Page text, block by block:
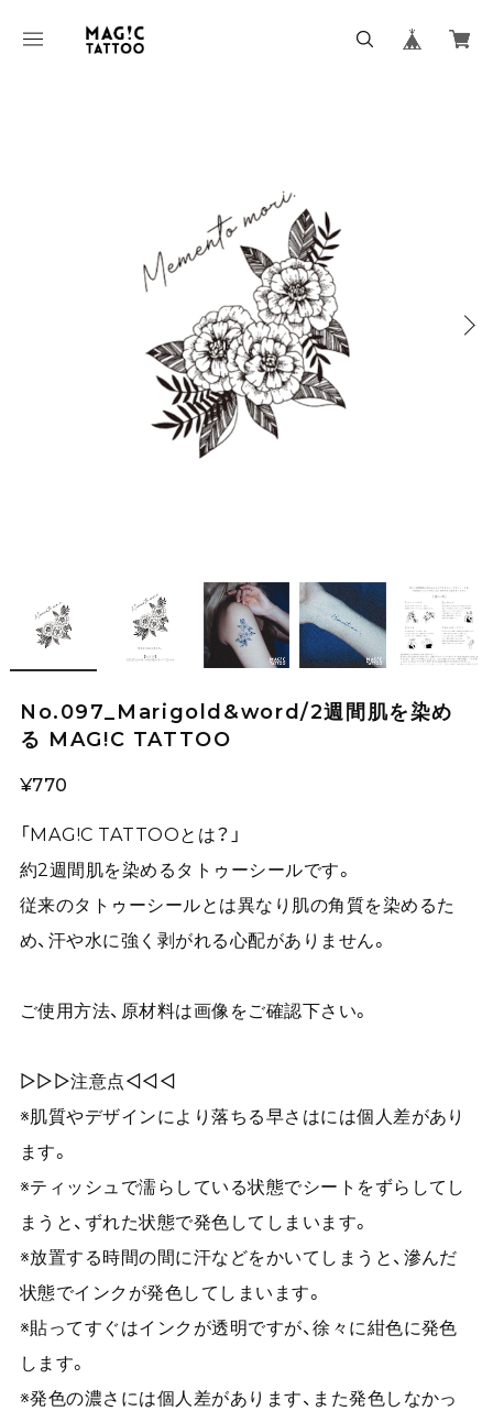
No.097_Marigold&word/2週間肌を染め
る MAG!C TATTOO
¥770
「MAG!C TATTOOとは？」
約2週間肌を染めるタトゥーシールです。
従来のタトゥーシールとは異なり肌の角質を染めるた
め、汗や水に強く剥がれる心配がありません。
ご使用方法、原材料は画像をご確認下さい。
▷▷▷注意点◁◁◁
※肌質やデザインにより落ちる早さはには個人差があり
ます。
※ティッシュで濡らしている状態でシートをずらしてし
まうと、ずれた状態で発色してしまいます。
※放置する時間の間に汗などをかいてしまうと、滲んだ
状態でインクが発色してしまいます。
※貼ってすぐはインクが透明ですが、徐々に紺色に発色
します。
※発色の濃さには個人差があります、また発色しなかっ